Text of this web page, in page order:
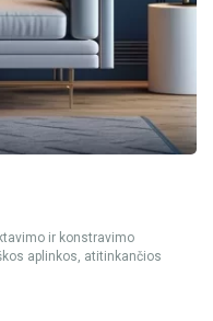
ir konstravimo
aplinkos, atitinkančios